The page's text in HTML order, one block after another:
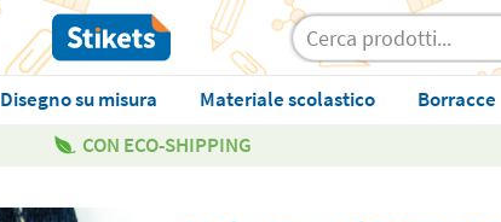
Disegno su misura Materiale scolastico Borracce
CON ECO-SHIPPING